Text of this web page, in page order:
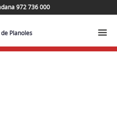
972 736 000
Planoles